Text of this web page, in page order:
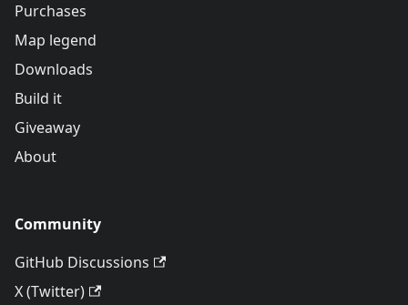
Purchases
Map legend
Downloads
Build it
Giveaway
About
Community
GitHub Discussions
X (Twitter)